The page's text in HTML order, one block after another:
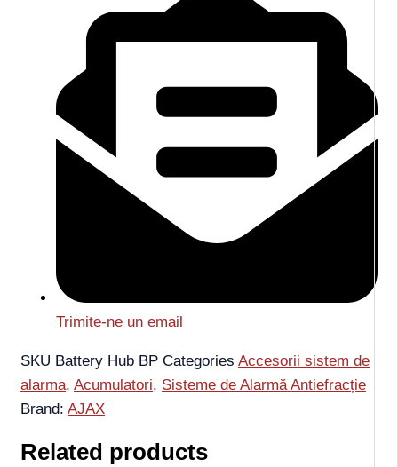
Trimite-ne un email
SKU Battery Hub BP Categories Accesorii sistem de
alarma, Acumulatori, Sisteme de Alarmă Antiefracție
Brand: AJAX
Related products